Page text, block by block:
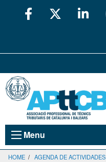
Menu
HOME / AGENDA DE ACTIVIDADES